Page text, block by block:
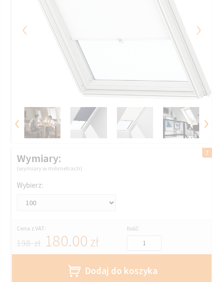
‹ ›
‹ ›
Wymiary:
(wymiary w milimetrach)
Wybierz:
Cena z VAT:
198 zł 180.00 zł
Ilość:
Dodaj do koszyka